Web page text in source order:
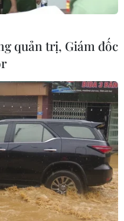
quản trị, Giám đốc